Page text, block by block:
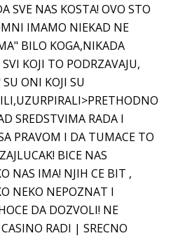
SVE NAS KOSTA! OVO STO
IMAMO NIEKAD NE
BILO KOGA,NIKADA
KOJI TO PODRZAVAJU,
ONI KOJI SU
SREDSTVIMA RADA I
PRAVOM I DA TUMACE TO
BICE NAS
NAS IMA! NJIH CE BIT ,
NEKO NEPOZNAT I
DA DOZVOLI! NE
RADI | SRECNO